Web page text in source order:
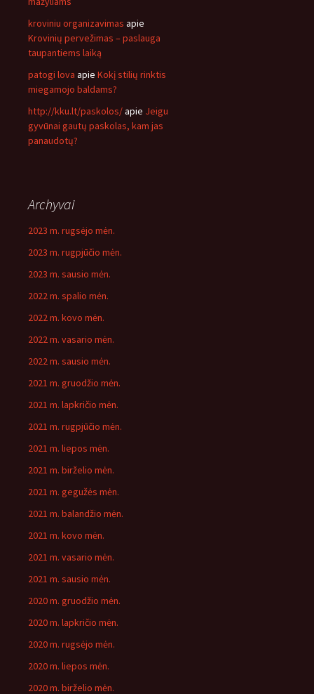
kroviniu organizavimas apie
Krovinių pervežimas – paslauga
taupantiems laiką
patogi lova apie Kokį stilių rinktis
miegamojo baldams?
http://kku.lt/paskolos/apie Jeigu
gyvūnai gautų paskolas, kam jas
panaudotų?
Archyvai
2023 m. rugsėjo mėn.
2023 m. rugpjūčio mėn.
2023 m. sausio mėn.
2022 m. spalio mėn.
2022 m. kovo mėn.
2022 m. vasario mėn.
2022 m. sausio mėn.
2021 m. gruodžio mėn.
2021 m. lapkričio mėn.
2021 m. rugpjūčio mėn.
2021 m. liepos mėn.
2021 m. birželio mėn.
2021 m. gegužės mėn.
2021 m. balandžio mėn.
2021 m. kovo mėn.
2021 m. vasario mėn.
2021 m. sausio mėn.
2020 m. gruodžio mėn.
2020 m. lapkričio mėn.
2020 m. rugsėjo mėn.
2020 m. liepos mėn.
2020 m. birželio mėn.